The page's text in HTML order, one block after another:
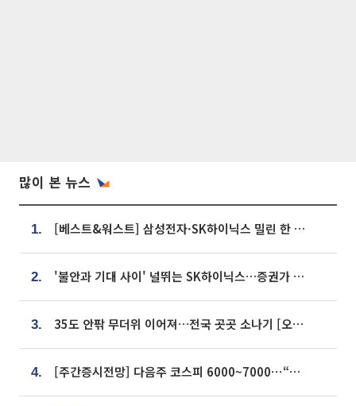
많이 본 뉴스
1. [베스트&워스트] 삼성전자·SK하이닉스 밀린 한 주…상상인증권은 85% 급등
2. '불안과 기대 사이' 널뛰는 SK하이닉스…증권가 "HBM4·LTA 기반 펀터멘털 견고"
3. 35도 안팎 무더위 이어져…전국 곳곳 소나기 [오늘 날씨]
4. [주간증시전망] 다음주 코스피 6000~7000⋯“外人 수급은 정책이 변수”